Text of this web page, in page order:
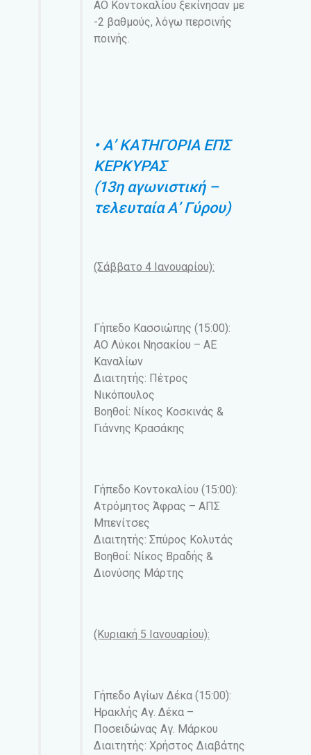
ΑΟ Κοντοκαλίου ξεκίνησαν με
-2 βαθμούς, λόγω περσινής
ποινής.
• Α’ ΚΑΤΗΓΟΡΙΑ ΕΠΣ
ΚΕΡΚΥΡΑΣ
(13η αγωνιστική –
τελευταία Α’ Γύρου)
(Σάββατο 4 Ιανουαρίου):
Γήπεδο Κασσιώπης (15:00):
ΑΟ Λύκοι Νησακίου – ΑΕ
Καναλίων
Διαιτητής: Πέτρος
Νικόπουλος
Βοηθοί: Νίκος Κοσκινάς &
Γιάννης Κρασάκης
Γήπεδο Κοντοκαλίου (15:00):
Ατρόμητος Άφρας – ΑΠΣ
Μπενίτσες
Διαιτητής: Σπύρος Κολυτάς
Βοηθοί: Νίκος Βραδής &
Διονύσης Μάρτης
(Κυριακή 5 Ιανουαρίου):
Γήπεδο Αγίων Δέκα (15:00):
Ηρακλής Αγ. Δέκα –
Ποσειδώνας Αγ. Μάρκου
Διαιτητής: Χρήστος Διαβάτης